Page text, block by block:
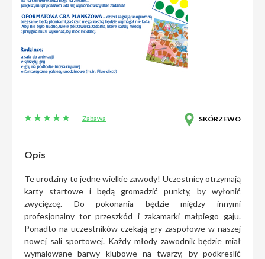
Zabawa SKÓRZEWO
Opis
Te urodziny to jedne wielkie zawody! Uczestnicy otrzymają
karty startowe i będą gromadzić punkty, by wyłonić
zwycięzcę. Do pokonania będzie między innymi
profesjonalny tor przeszkód i zakamarki małpiego gaju.
Ponadto na uczestników czekają gry zaspołowe w naszej
nowej sali sportowej. Każdy młody zawodnik będzie miał
wymalowane barwy klubowe na twarzy, by podkreslić